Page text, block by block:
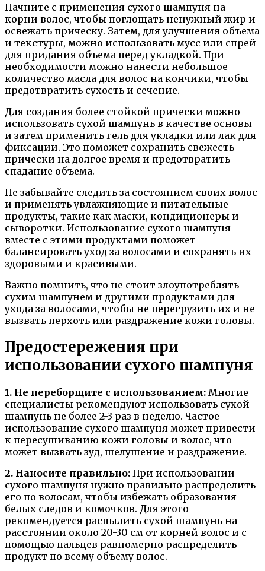
Начните с применения сухого шампуня на
корни волос, чтобы поглощать ненужный жир и
освежать прическу. Затем, для улучшения объема
и текстуры, можно использовать мусс или спрей
для придания объема перед укладкой. При
необходимости можно нанести небольшое
количество масла для волос на кончики, чтобы
предотвратить сухость и сечение.
Для создания более стойкой прически можно
использовать сухой шампунь в качестве основы
и затем применить гель для укладки или лак для
фиксации. Это поможет сохранить свежесть
прически на долгое время и предотвратить
спадание объема.
Не забывайте следить за состоянием своих волос
и применять увлажняющие и питательные
продукты, такие как маски, кондиционеры и
сыворотки. Использование сухого шампуня
вместе с этими продуктами поможет
балансировать уход за волосами и сохранять их
здоровыми и красивыми.
Важно помнить, что не стоит злоупотреблять
сухим шампунем и другими продуктами для
ухода за волосами, чтобы не перегрузить их и не
вызвать перхоть или раздражение кожи головы.
Предостережения при
использовании сухого шампуня
1. Не переборщите с использованием: Многие
специалисты рекомендуют использовать сухой
шампунь не более 2-3 раз в неделю. Частое
использование сухого шампуня может привести
к пересушиванию кожи головы и волос, что
может вызвать зуд, шелушение и раздражение.
2. Наносите правильно: При использовании
сухого шампуня нужно правильно распределить
его по волосам, чтобы избежать образования
белых следов и комочков. Для этого
рекомендуется распылить сухой шампунь на
расстоянии около 20-30 см от корней волос и с
помощью пальцев равномерно распределить
продукт по всему объему волос.